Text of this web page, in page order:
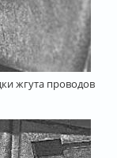
жгута проводов